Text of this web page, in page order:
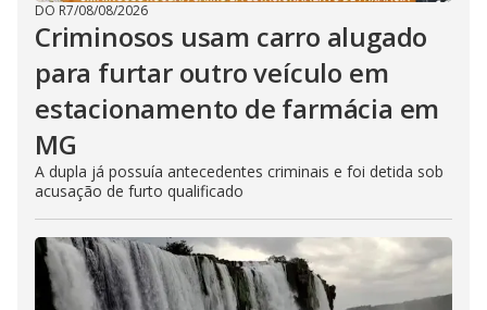
DO R7/08/08/2026
Criminosos usam carro alugado
para furtar outro veículo em
estacionamento de farmácia em
MG
A dupla já possuía antecedentes criminais e foi detida sob
acusação de furto qualificado